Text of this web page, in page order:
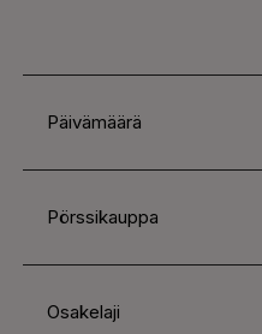
Päivämäärä
Pörssikauppa
Osakelaji